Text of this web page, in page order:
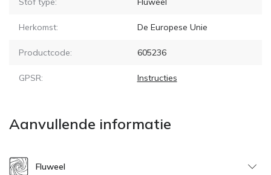
Herkomst: De Europese Unie
Productcode: 605236
GPSR: Instructies
Aanvullende informatie
Fluweel